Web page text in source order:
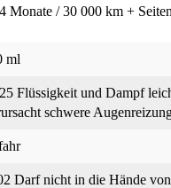
/ 30 000 km +
ml
Flüssigkeit und Dampf
schwere
Darf nicht in die Hände